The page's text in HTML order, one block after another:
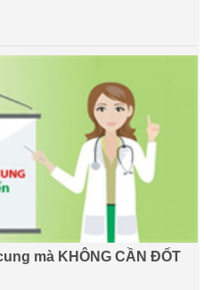
mà KHÔNG CẦN ĐỐT